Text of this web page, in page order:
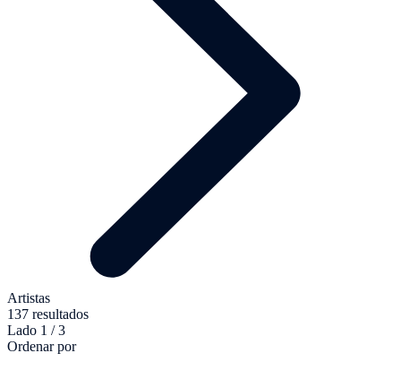
Artistas
137 resultados
Lado 1 / 3
Ordenar por